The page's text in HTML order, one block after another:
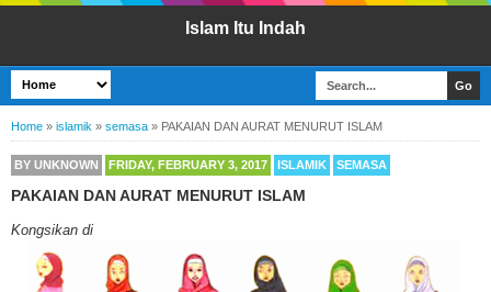
Islam Itu Indah
Home » islamik » semasa » PAKAIAN DAN AURAT MENURUT ISLAM
BY UNKNOWN FRIDAY, FEBRUARY 3, 2017 ISLAMIK SEMASA
PAKAIAN DAN AURAT MENURUT ISLAM
Kongsikan di